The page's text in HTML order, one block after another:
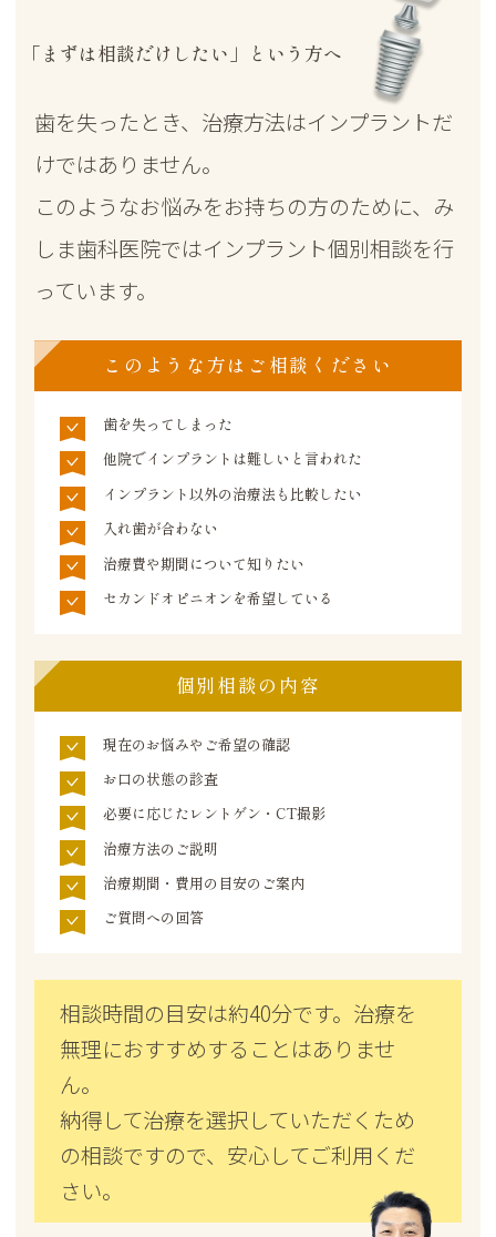
「まずは相談だけしたい」という方へ
歯を失ったとき、治療方法はインプラントだ
けではありません。
このようなお悩みをお持ちの方のために、み
しま歯科医院ではインプラント個別相談を行
っています。
このような方はご相談ください
歯を失ってしまった
他院でインプラントは難しいと言われた
インプラント以外の治療法も比較したい
入れ歯が合わない
治療費や期間について知りたい
セカンドオピニオンを希望している
個別相談の内容
現在のお悩みやご希望の確認
お口の状態の診査
必要に応じたレントゲン・CT撮影
治療方法のご説明
治療期間・費用の目安のご案内
ご質問への回答
相談時間の目安は約40分です。治療を
無理におすすめすることはありませ
ん。
納得して治療を選択していただくため
の相談ですので、安心してご利用くだ
さい。